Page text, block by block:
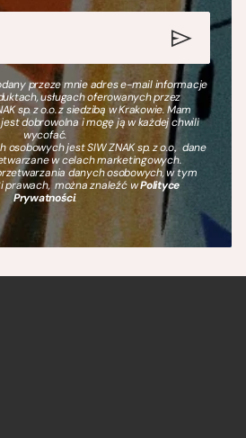
przeze mnie adres e-mail informacje
usługach oferowanych przez
sp. z o.o. z siedzibą w Krakowie. Mam
dobrowolna i mogę ją w każdej chwili
wycofać.
jest SIW ZNAK sp. z o.o., dane
w celach marketingowych.
danych osobowych, w tym
prawach, można znaleźć wPolityce
Prywatności.